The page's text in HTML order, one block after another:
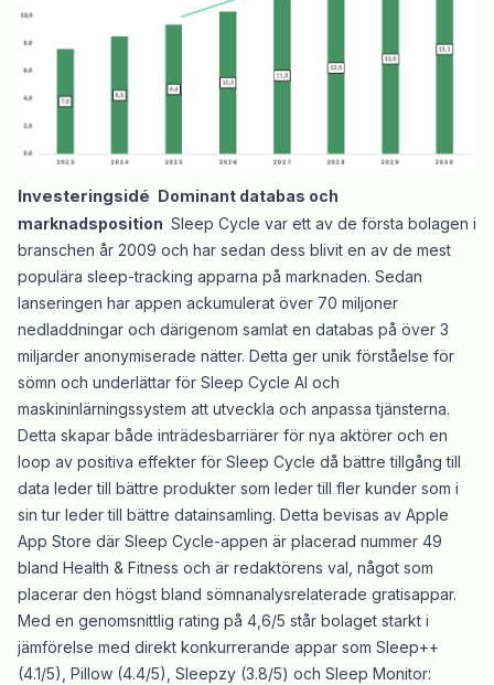
Investeringsidé Dominant databas och
marknadsposition Sleep Cycle var ett av de första bolagen i
branschen år 2009 och har sedan dess blivit en av de mest
populära sleep-tracking apparna på marknaden. Sedan
lanseringen har appen ackumulerat över 70 miljoner
nedladdningar och därigenom samlat en databas på över 3
miljarder anonymiserade nätter. Detta ger unik förståelse för
sömn och underlättar för Sleep Cycle AI och
maskininlärningssystem att utveckla och anpassa tjänsterna.
Detta skapar både inträdesbarriärer för nya aktörer och en
loop av positiva effekter för Sleep Cycle då bättre tillgång till
data leder till bättre produkter som leder till fler kunder som i
sin tur leder till bättre datainsamling. Detta bevisas av Apple
App Store där Sleep Cycle-appen är placerad nummer 49
bland Health & Fitness och är redaktörens val, något som
placerar den högst bland sömnanalysrelaterade gratisappar.
Med en genomsnittlig rating på 4,6/5 står bolaget starkt i
jämförelse med direkt konkurrerande appar som Sleep++
(4.1/5), Pillow (4.4/5), Sleepzy (3.8/5) och Sleep Monitor: